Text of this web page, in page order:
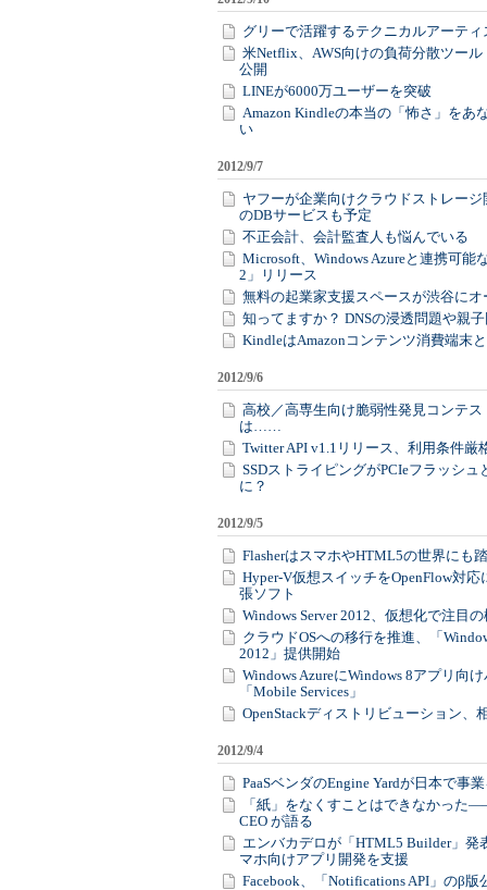
グリーで活躍するテクニカルアーティ
米Netflix、AWS向けの負荷分散ツール
公開
LINEが6000万ユーザーを突破
Amazon Kindleの本当の「怖さ」をあ
い
2012/9/7
ヤフーが企業向けクラウドストレージ
のDBサービスも予定
不正会計、会計監査人も悩んでいる
Microsoft、Windows Azureと連携可能
2」リリース
無料の起業家支援スペースが渋谷にオ
知ってますか？ DNSの浸透問題や親
KindleはAmazonコンテンツ消費端末
2012/9/6
高校／高専生向け脆弱性発見コンテス
は……
Twitter API v1.1リリース、利用条件厳
SSDストライピングがPCIeフラッシュ
に？
2012/9/5
FlasherはスマホやHTML5の世界にも
Hyper-V仮想スイッチをOpenFlow対応
張ソフト
Windows Server 2012、仮想化で注目
クラウドOSへの移行を推進、「
2012」提供開始
Windows AzureにWindows 8アプリ向
「Mobile Services」
OpenStackディストリビューション、
2012/9/4
PaaSベンダのEngine Yardが日本で事
「紙」をなくすことはできなかった
CEO が語る
エンバカデロが「HTML5 Builder」発
マホ向けアプリ開発を支援
Facebook、「Notifications API」のβ版